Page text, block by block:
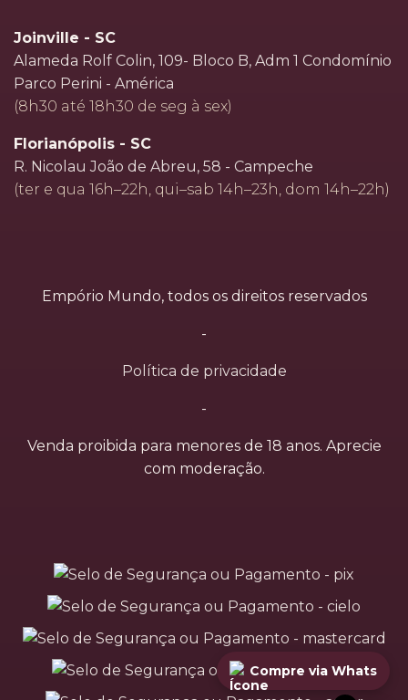
Joinville - SC
Alameda Rolf Colin, 109- Bloco B, Adm 1 Condomínio
Parco Perini - América
(8h30 até 18h30 de seg à sex)
Florianópolis - SC
R. Nicolau João de Abreu, 58 - Campeche
(ter e qua 16h–22h, qui–sab 14h–23h, dom 14h–22h)
Empório Mundo, todos os direitos reservados
-
Política de privacidade
-
Venda proibida para menores de 18 anos. Aprecie
com moderação.
Compre via Whats